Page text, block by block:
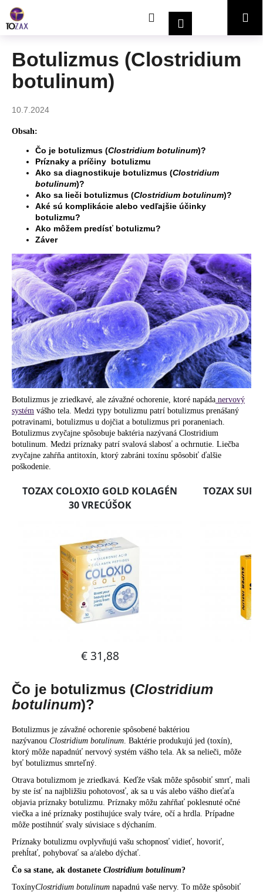
obsah
HľadaťPrihlásenieNákupný
košík
Botulizmus (Clostridium
botulinum)
10.7.2024
Obsah:
Čo je botulizmus (Clostridium botulinum)?
Príznaky a príčiny botulizmu
Ako sa diagnostikuje botulizmus (Clostridium
botulinum)?
Ako sa lieči botulizmus (Clostridium botulinum)?
Aké sú komplikácie alebo vedľajšie účinky
botulizmu?
Ako môžem predísť botulizmu?
Záver
Botulizmus je zriedkavé, ale závažné ochorenie, ktoré napáda nervový
systém vášho tela. Medzi typy botulizmu patrí botulizmus prenášaný
potravinami, botulizmus u dojčiat a botulizmus pri poraneniach.
Botulizmus zvyčajne spôsobuje baktéria nazývaná Clostridium
botulinum. Medzi príznaky patrí svalová slabosť a ochrnutie. Liečba
zvyčajne zahŕňa antitoxín, ktorý zabráni toxínu spôsobiť ďalšie
poškodenie.
Čo je botulizmus (Clostridium
botulinum)?
Botulizmus je závažné ochorenie spôsobené baktériou
nazývanou Clostridium botulinum . Baktérie produkujú jed (toxín),
ktorý môže napadnúť nervový systém vášho tela. Ak sa nelieči, môže
byť botulizmus smrteľný.
Otrava botulizmom je zriedkavá. Keďže však môže spôsobiť smrť, mali
by ste ísť na najbližšiu pohotovosť, ak sa u vás alebo vášho dieťaťa
objavia príznaky botulizmu. Príznaky môžu zahŕňať poklesnuté očné
viečka a iné príznaky postihujúce svaly tváre, očí a hrdla. Prípadne
môže postihnúť svaly súvisiace s dýchaním.
Príznaky botulizmu ovplyvňujú vašu schopnosť vidieť, hovoriť,
prehĺtať, pohybovať sa a/alebo dýchať.
Čo sa stane, ak dostanete Clostridium botulinum?
ToxínyClostridium botulinum napadnú vaše nervy. To môže spôsobiť
o
Č
o
o
t
n
á
j
s
ť
?
HĽADAŤ
O
d
p